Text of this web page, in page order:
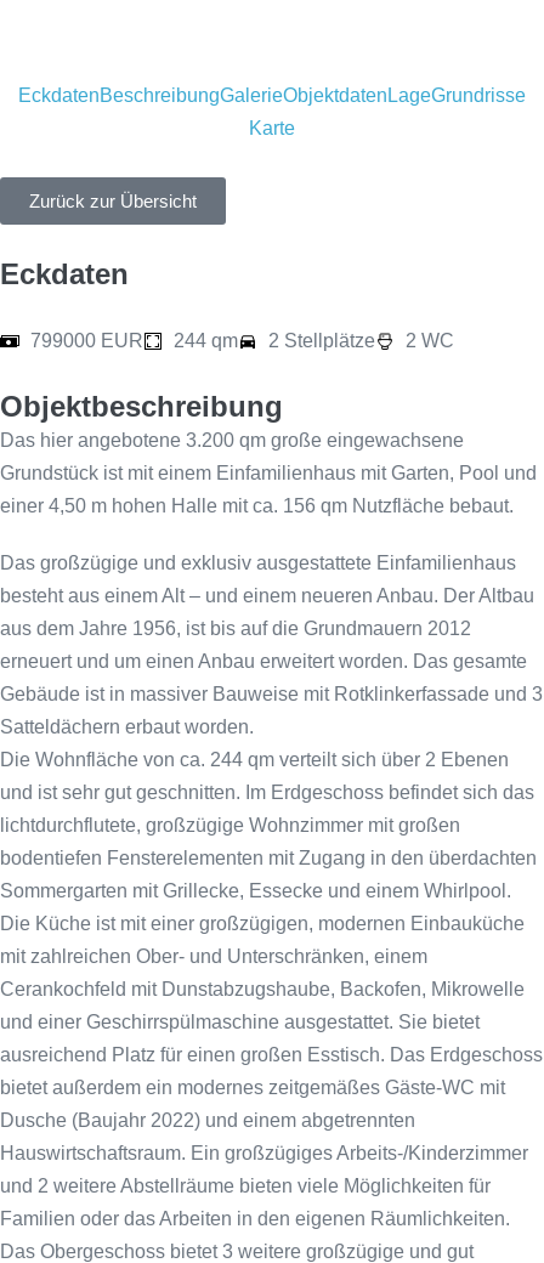
EckdatenBeschreibungGalerieObjektdaten LageGrundrisse
Karte
Zurück zur Übersicht
Eckdaten
799000 EUR 244 qm 2 Stellplätze 2 WC
Objektbeschreibung
Das hier angebotene 3.200 qm große eingewachsene
Grundstück ist mit einem Einfamilienhaus mit Garten, Pool und
einer 4,50 m hohen Halle mit ca. 156 qm Nutzfläche bebaut.
Das großzügige und exklusiv ausgestattete Einfamilienhaus
besteht aus einem Alt – und einem neueren Anbau. Der Altbau
aus dem Jahre 1956, ist bis auf die Grundmauern 2012
erneuert und um einen Anbau erweitert worden. Das gesamte
Gebäude ist in massiver Bauweise mit Rotklinkerfassade und 3
Satteldächern erbaut worden.
Die Wohnfläche von ca. 244 qm verteilt sich über 2 Ebenen
und ist sehr gut geschnitten. Im Erdgeschoss befindet sich das
lichtdurchflutete, großzügige Wohnzimmer mit großen
bodentiefen Fensterelementen mit Zugang in den überdachten
Sommergarten mit Grillecke, Essecke und einem Whirlpool.
Die Küche ist mit einer großzügigen, modernen Einbauküche
mit zahlreichen Ober- und Unterschränken, einem
Cerankochfeld mit Dunstabzugshaube, Backofen, Mikrowelle
und einer Geschirrspülmaschine ausgestattet. Sie bietet
ausreichend Platz für einen großen Esstisch. Das Erdgeschoss
bietet außerdem ein modernes zeitgemäßes Gäste-WC mit
Dusche (Baujahr 2022) und einem abgetrennten
Hauswirtschaftsraum. Ein großzügiges Arbeits-/Kinderzimmer
und 2 weitere Abstellräume bieten viele Möglichkeiten für
Familien oder das Arbeiten in den eigenen Räumlichkeiten.
Das Obergeschoss bietet 3 weitere großzügige und gut